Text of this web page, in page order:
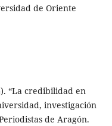
de Oriente
“La credibilidad en
investigación
de Aragón.